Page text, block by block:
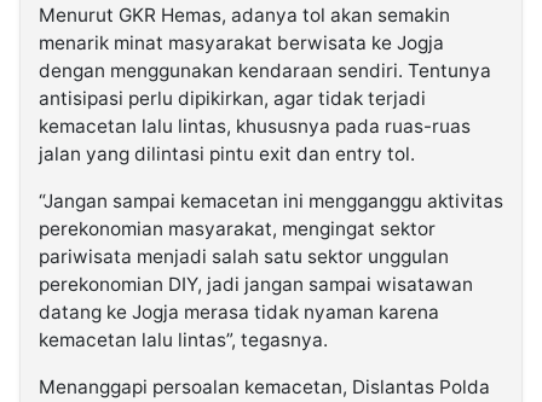
Menurut GKR Hemas, adanya tol akan semakin
menarik minat masyarakat berwisata ke Jogja
dengan menggunakan kendaraan sendiri. Tentunya
antisipasi perlu dipikirkan, agar tidak terjadi
kemacetan lalu lintas, khususnya pada ruas-ruas
jalan yang dilintasi pintu exit dan entry tol.
“Jangan sampai kemacetan ini mengganggu aktivitas
perekonomian masyarakat, mengingat sektor
pariwisata menjadi salah satu sektor unggulan
perekonomian DIY, jadi jangan sampai wisatawan
datang ke Jogja merasa tidak nyaman karena
kemacetan lalu lintas”, tegasnya.
Menanggapi persoalan kemacetan, Dislantas Polda